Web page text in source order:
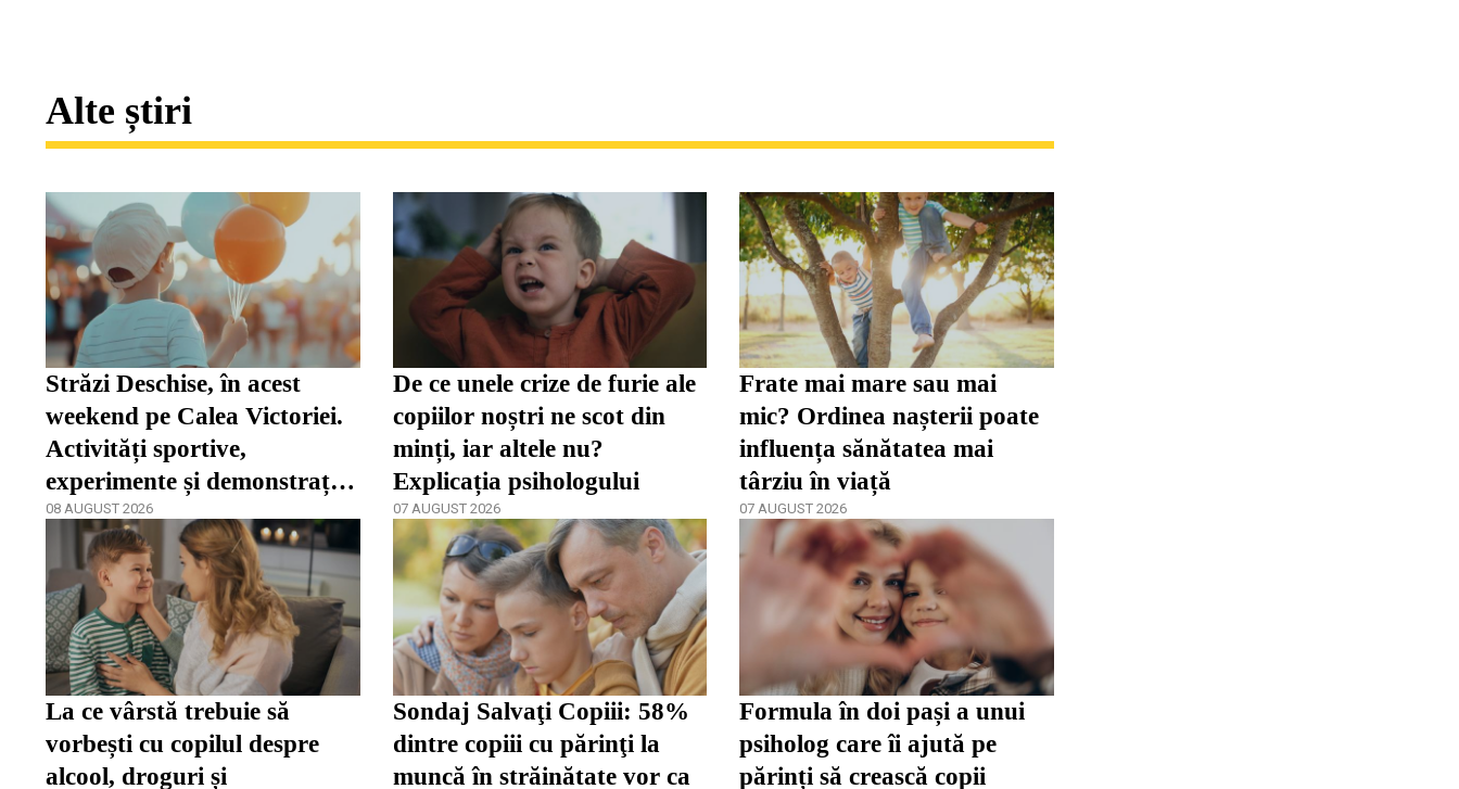
Alte știri
Străzi Deschise, în acest
weekend pe Calea Victoriei.
Activități sportive,
experimente și demonstrații
de pictură
08 AUGUST 2026
De ce unele crize de furie ale
copiilor noștri ne scot din
minți, iar altele nu?
Explicația psihologului
07 AUGUST 2026
Frate mai mare sau mai
mic? Ordinea nașterii poate
influența sănătatea mai
târziu în viață
07 AUGUST 2026
La ce vârstă trebuie să
vorbești cu copilul despre
alcool, droguri și
Sondaj Salvaţi Copiii: 58%
dintre copiii cu părinţi la
muncă în străinătate vor ca
Formula în doi pași a unui
psiholog care îi ajută pe
părinți să crească copii